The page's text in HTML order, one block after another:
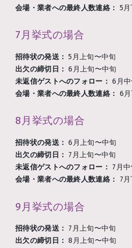
会場・業者への最終人数連絡： 5
7月挙式の場合
招待状の発送： 5月上旬〜中旬
出欠の締切日： 6月上旬〜中旬
未返信ゲストへのフォロー： 6月
会場・業者への最終人数連絡： 6
8月挙式の場合
招待状の発送： 6月上旬〜中旬
出欠の締切日： 7月上旬〜中旬
未返信ゲストへのフォロー： 7月
会場・業者への最終人数連絡：
7
9月挙式の場合
招待状の発送： 7月上旬〜中旬
出欠の締切日： 8月上旬〜中旬